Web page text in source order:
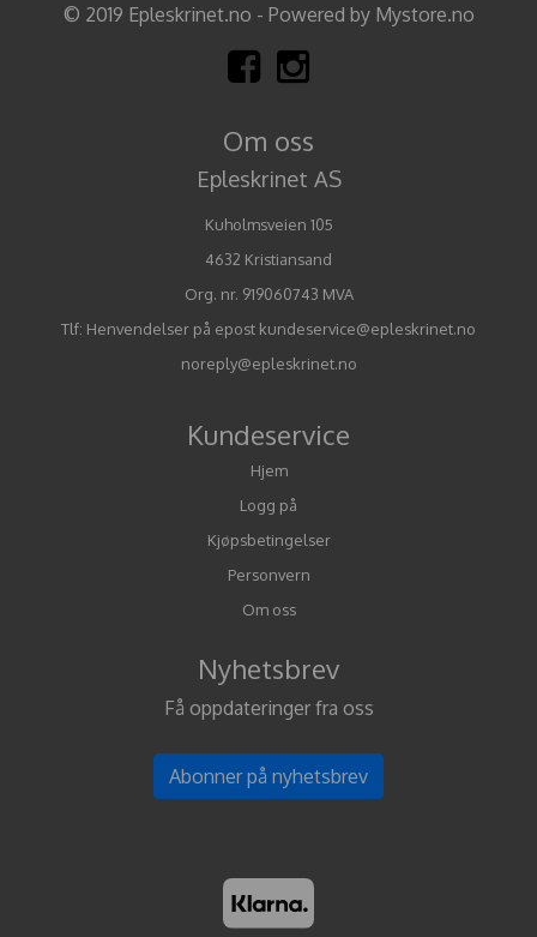
© 2019 Epleskrinet.no - Powered by Mystore.no
Om oss
Epleskrinet AS
Kuholmsveien 105
4632 Kristiansand
Org. nr. 919060743 MVA
Tlf: Henvendelser på epost kundeservice@epleskrinet.no
noreply@epleskrinet.no
Kundeservice
Hjem
Logg på
Kjøpsbetingelser
Personvern
Om oss
Nyhetsbrev
Få oppdateringer fra oss
Abonner på nyhetsbrev